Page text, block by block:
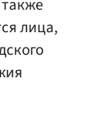
лица,